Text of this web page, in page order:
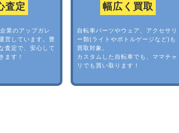
査定
業のアップガレ
営しています。豊
査定で、安心して
ます！
幅広く買取
自転車パーツやウェア、アクセサリ
ー類(ライトやボトルゲージなど)も
買取対象。
カスタムした自転車でも、ママチャ
リでも買い取ります！